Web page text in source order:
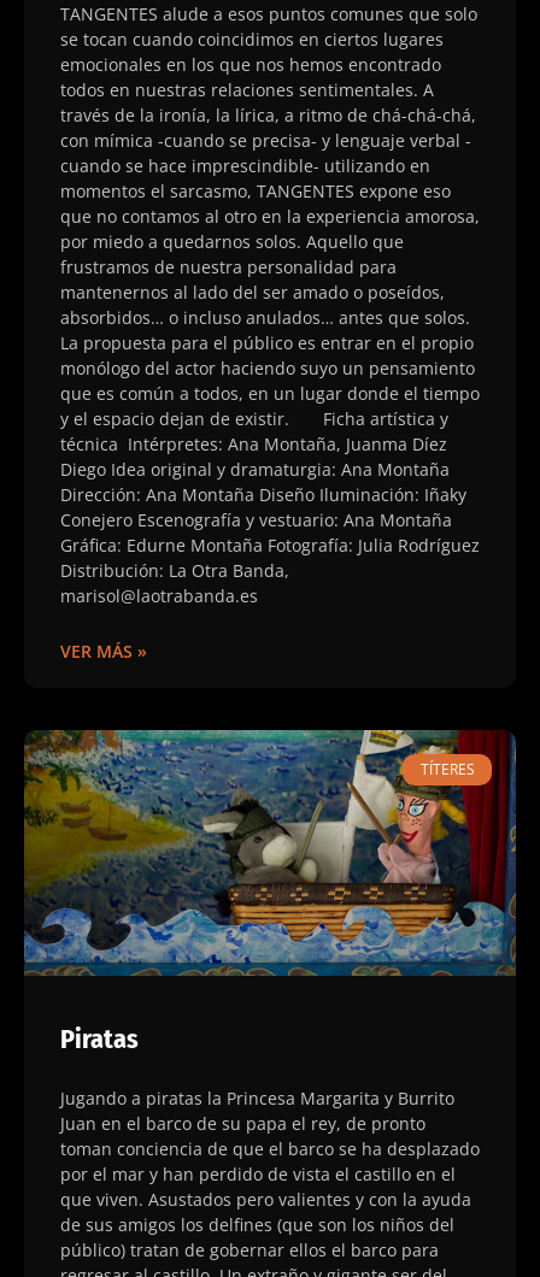
TANGENTES alude a esos puntos comunes que solo
se tocan cuando coincidimos en ciertos lugares
emocionales en los que nos hemos encontrado
todos en nuestras relaciones sentimentales. ​A
través de la ironía, la lírica, a ritmo de chá-chá-chá,
con mímica -cuando se precisa- y lenguaje verbal -
cuando se hace imprescindible- utilizando en
momentos el sarcasmo, TANGENTES expone eso
que no contamos al otro en la experiencia amorosa,
por miedo a quedarnos solos. Aquello que
frustramos de nuestra personalidad para
mantenernos al lado del ser amado o poseídos,
absorbidos… o incluso anulados… antes que solos. ​
La propuesta para el público es entrar en el propio
monólogo del actor haciendo suyo un pensamiento
que es común a todos, en un lugar donde el tiempo
y el espacio dejan de existir. Ficha artística y
técnica ​ Intérpretes: Ana Montaña, Juanma Díez
Diego ​Idea original y dramaturgia: Ana Montaña
Dirección: Ana Montaña Diseño Iluminación: Iñaky
Conejero Escenografía y vestuario: Ana Montaña
Gráfica: Edurne Montaña Fotografía: Julia Rodríguez
Distribución: La Otra Banda,
marisol@laotrabanda.es
VER MÁS »
TÍTERES
Piratas
Jugando a piratas la Princesa Margarita y Burrito
Juan en el barco de su papa el rey, de pronto
toman conciencia de que el barco se ha desplazado
por el mar y han perdido de vista el castillo en el
que viven. Asustados pero valientes y con la ayuda
de sus amigos los delfines (que son los niños del
público) tratan de gobernar ellos el barco para